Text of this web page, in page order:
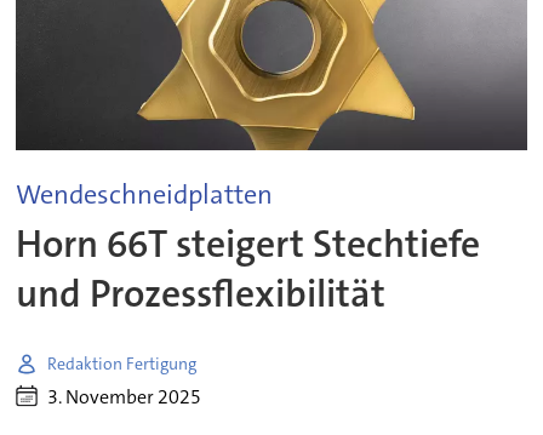
Wendeschneidplatten
Horn 66T steigert Stechtiefe
und Prozessflexibilität
Redaktion Fertigung
3. November 2025